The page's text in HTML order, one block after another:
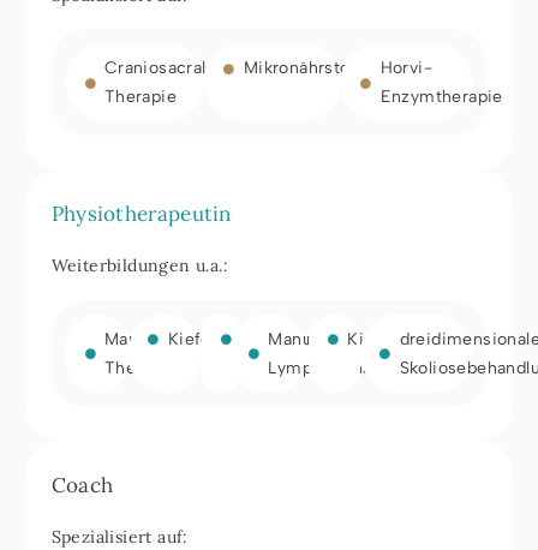
Craniosacrale
Therapie
Mikronährstoffmedizin
Horvi-
Enzymtherapie
Physiotherapeutin
Weiterbildungen u.a.:
Manuelle
Therapie
Kiefergelenkstherapie
PNFManuelle
Lymphdrainage
Kinesiotaping
Coach
Spezialisiert auf: